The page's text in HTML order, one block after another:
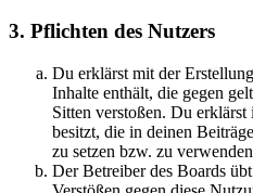
3. Pflichten des Nutzers
Du erklärst mit der
Inhalte enthält, die gegen
Sitten verstoßen. Du erklärst
besitzt, die in deinen
zu setzen bzw. zu
Der Betreiber des Boards